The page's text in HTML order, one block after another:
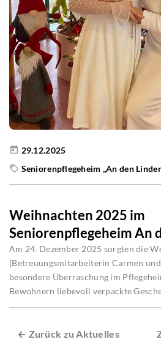
29.12.2025
Seniorenpflegeheim „An den
Weihnachten 2025 im
Seniorenpflegeheim An
Am 24. Dezember 2025 sorgten die
(Betreuungsmitarbeiterin Carmen
besondere Überraschung im
Bewohnern liebevoll verpackte
← Zurück zu Aktuelles